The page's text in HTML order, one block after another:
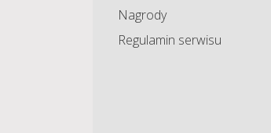
Nagrody
Regulamin serwisu